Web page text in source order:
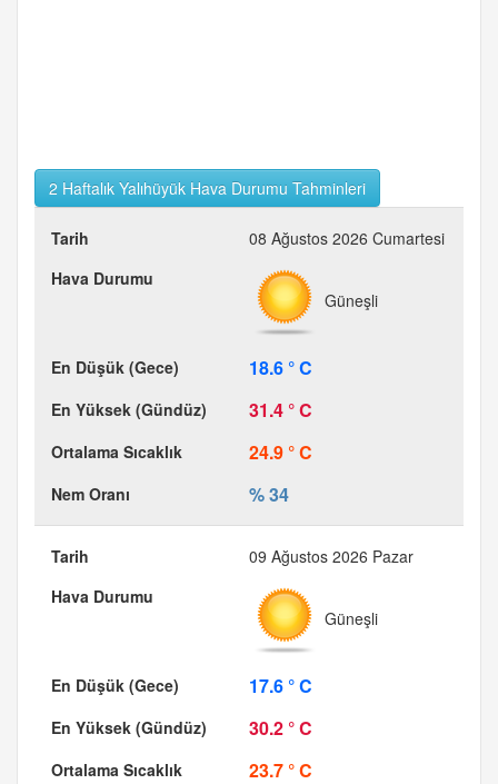
2 Haftalık Yalıhüyük Hava Durumu Tahminleri
08 Ağustos 2026 Cumartesi
Güneşli
18.6 ° C
31.4 ° C
24.9 ° C
% 34
09 Ağustos 2026 Pazar
Güneşli
17.6 ° C
30.2 ° C
23.7 ° C